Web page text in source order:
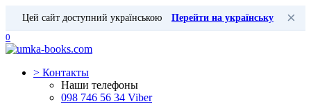
Цей сайт доступний українською Перейти на українську ×
0
> Контакты
Наши телефоны
098 746 56 34 Viber